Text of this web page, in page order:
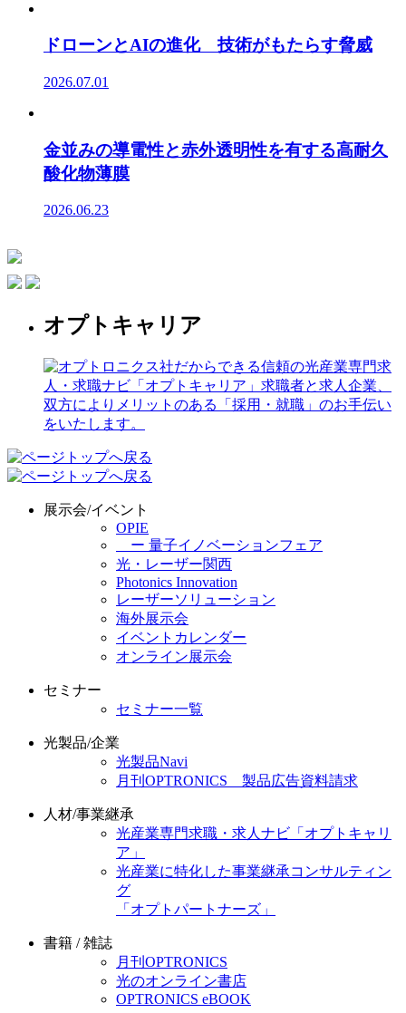
ドローンとAIの進化 技術がもたらす脅威
2026.07.01
金並みの導電性と赤外透明性を有する高耐久
酸化物薄膜
2026.06.23
オプトキャリア
展示会/イベント
OPIE
ー 量子イノベーションフェア
光・レーザー関西
Photonics Innovation
レーザーソリューション
海外展示会
イベントカレンダー
オンライン展示会
セミナー
セミナー一覧
光製品/企業
光製品Navi
月刊OPTRONICS 製品広告資料請求
人材/事業継承
光産業専門求職・求人ナビ「オプトキャリ
ア」
光産業に特化した事業継承コンサルティン
グ
「オプトパートナーズ」
書籍 / 雑誌
月刊OPTRONICS
光のオンライン書店
OPTRONICS eBOOK